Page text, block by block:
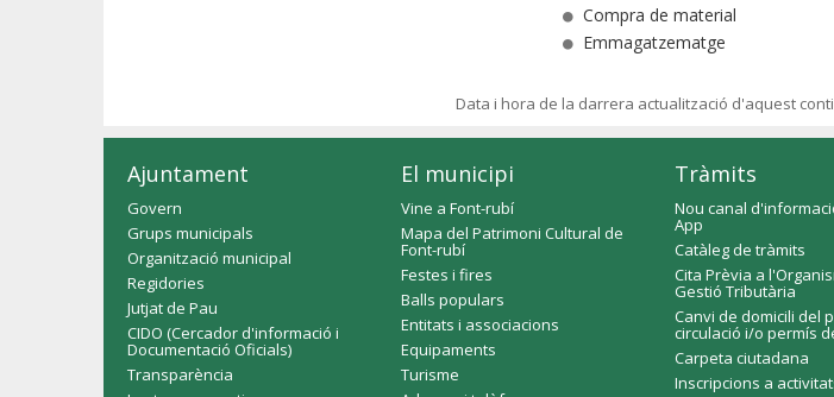
Compra de material
Emmagatzematge
Data i hora de la darrera actualització d'aquest
Ajuntament
Govern
Grups municipals
Organització municipal
Regidories
Jutjat de Pau
CIDO (Cercador d'informació i
Documentació Oficials)
Transparència
El municipi
Vine a Font-rubí
Mapa del Patrimoni Cultural de
Font-rubí
Festes i fires
Balls populars
Entitats i associacions
Equipaments
Turisme
Tràmits
Nou canal
App
Catàleg de tràmits
Cita Prèvia a
Gestió Tributària
Canvi de domicili del
circulació i/o permís
Carpeta ciutadana
Inscripcions a